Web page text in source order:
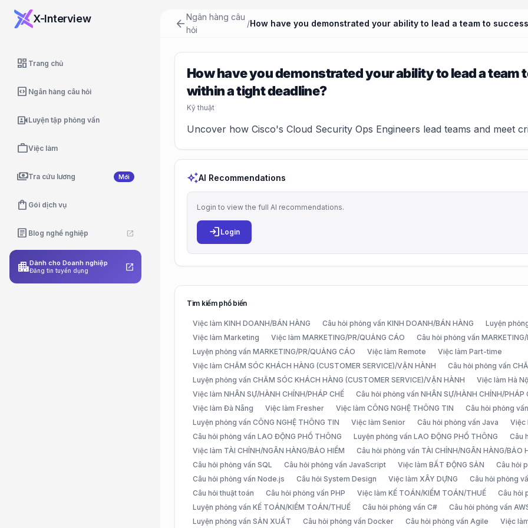
X-Interview
dashboard Trang chủ
code_blocks Ngân hàng câu hỏi
video_camera_frontLuyện tập phỏng vấn
workViệc làm
paymentsTra cứu lương Mới
shopping_bag Gói dịch vụ
article Blog nghề nghiệp open_in_new
apartmentDành cho Doanh nghiệp
Đăng tin tuyển dụng open_in_new
arrow_backNgân hàng câu
hỏi
/
How have you demonstrated your ability to lead a
within a tight deadline?
Kỹ thuật
Uncover how Cisco's Cloud Security Ops Engineers lead teams and meet
auto_awesomeAI Recommendations
Login to view the full AI recommendations.
login Login
Tìm kiếm phổ biến
Việc làm KINH DOANH/BÁN HÀNG Câu hỏi phỏng vấn KINH DOANH/BÁN HÀNG Luyện
Việc làm Marketing
Việc làm MARKETING/PR/QUẢNG CÁO
Câu hỏi phỏng vấn
Luyện phỏng vấn MARKETING/PR/QUẢNG CÁO
Việc làm Remote
Việc làm Part-time
Việc làm CHĂM SÓC KHÁCH HÀNG (CUSTOMER SERVICE)/VẬN HÀNH
Câu hỏi phỏng vấn
Luyện phỏng vấn CHĂM SÓC KHÁCH HÀNG (CUSTOMER SERVICE)/VẬN HÀNH
Việc làm Hà
Việc làm NHÂN SỰ/HÀNH CHÍNH/PHÁP CHẾ
Câu hỏi phỏng vấn NHÂN SỰ/HÀNH CHÍNH/PHÁP
Việc làm Đà Nẵng
Việc làm Fresher Việc làm CÔNG NGHỆ THÔNG TIN
Câu hỏi phỏng
Luyện phỏng vấn CÔNG NGHỆ THÔNG TIN
Việc làm Senior Câu hỏi phỏng vấn Java
Việc
Câu hỏi phỏng vấn LAO ĐỘNG PHỔ THÔNG
Luyện phỏng vấn LAO ĐỘNG PHỔ THÔNG Câu
Việc làm TÀI CHÍNH/NGÂN HÀNG/BẢO HIỂM
Câu hỏi phỏng vấn TÀI CHÍNH/NGÂN HÀNG/BẢO
Câu hỏi phỏng vấn SQL
Câu hỏi phỏng vấn JavaScript Việc làm BẤT ĐỘNG SẢN Câu hỏi
Câu hỏi phỏng vấn Node.js
Câu hỏi System Design Việc làm XÂY DỰNG Câu hỏi phỏng
Câu hỏi thuật toán
Câu hỏi phỏng vấn PHP Việc làm KẾ TOÁN/KIỂM TOÁN/THUẾ
Câu hỏi
Luyện phỏng vấn KẾ TOÁN/KIỂM TOÁN/THUẾ
Câu hỏi phỏng vấn C# Câu hỏi phỏng vấn
Luyện phỏng vấn SẢN XUẤT
Câu hỏi phỏng vấn Docker Câu hỏi phỏng vấn Agile Việc